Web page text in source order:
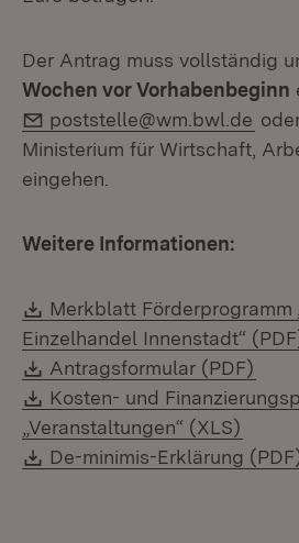
Der Antrag muss vollständig
Wochen vor Vorhabenbeginn
E-Mail:
poststelle@wm.bwl.de
Ministerium für Wirtschaft,
eingehen.
Weitere Informationen:
Download:
Merkblatt Förderprogramm
Einzelhandel Innenstadt“
Download:
Antragsformular (PDF)
Download:
Kosten- und
„Veranstaltungen“ (XLS)
Download:
De-minimis-Erklärung